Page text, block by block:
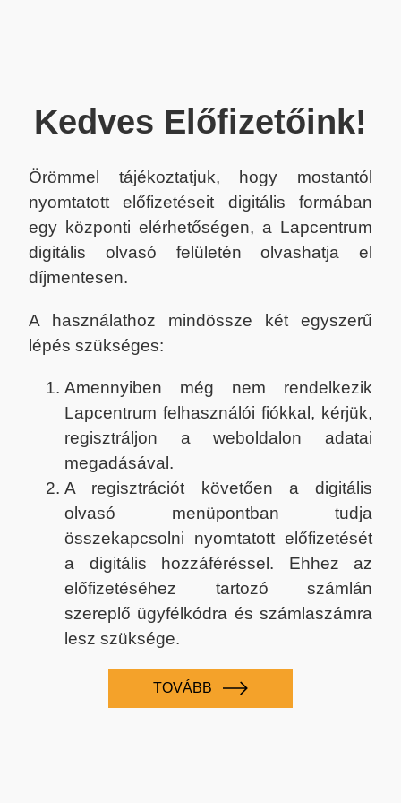
Kedves Előfizetőink!
Örömmel tájékoztatjuk, hogy mostantól
nyomtatott előfizetéseit digitális formában
egy központi elérhetőségen, a Lapcentrum
digitális olvasó felületén olvashatja el
díjmentesen.
A használathoz mindössze két egyszerű
lépés szükséges:
Amennyiben még nem rendelkezik
Lapcentrum felhasználói fiókkal, kérjük,
regisztráljon a weboldalon adatai
megadásával.
A regisztrációt követően a digitális
olvasó menüpontban tudja
összekapcsolni nyomtatott előfizetését
a digitális hozzáféréssel. Ehhez az
előfizetéséhez tartozó számlán
szereplő ügyfélkódra és számlaszámra
lesz szüksége.
TOVÁBB